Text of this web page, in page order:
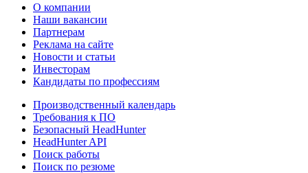
О компании
Наши вакансии
Партнерам
Реклама на сайте
Новости и статьи
Инвесторам
Кандидаты по профессиям
Производственный календарь
Требования к ПО
Безопасный HeadHunter
HeadHunter API
Поиск работы
Поиск по резюме